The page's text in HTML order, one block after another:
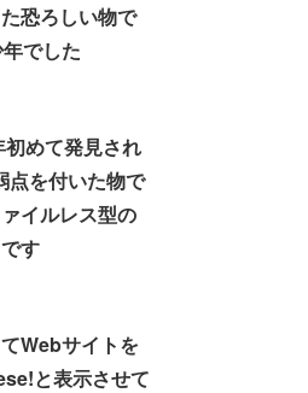
恐ろしい物で
でした
めて発見され
を付いた物で
イルレス型の
す
Webサイトを
と表示させて